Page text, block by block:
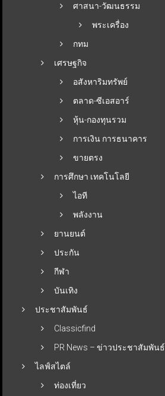
ศาสนา-วัฒนธรรม
พระเครื่อง
กทม
เศรษฐกิจ
อสังหาริมทรัพย์
ตลาด-ซีเอสอาร์
หุ้น-กองทุนรวม
การเงิน การธนาคาร
ขายตรง
การศึกษา เทคโนโลยี
ไอที
พลังงาน
ยานยนต์
ประกัน
กีฬา
บันเทิง
ประชาสัมพันธ์
Classicfind
PR News – ข่าวประชาสัมพันธ์
ไลฟ์สไตล์
ท่องเที่ยว